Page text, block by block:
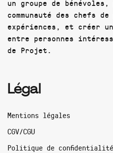
un groupe de
communauté des chefs
expériences, et créer un
entre personnes
de Projet.
Légal
Mentions légales
CGV/CGU
Politique de confidentialité